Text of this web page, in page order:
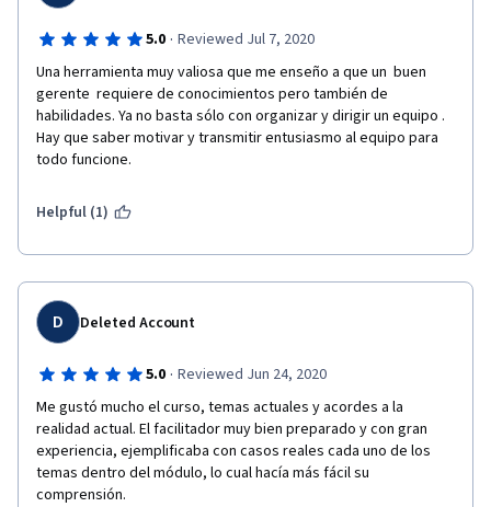
5.0 · Reviewed Jul 7, 2020
Una herramienta muy valiosa que me enseño a que un  buen
gerente  requiere de conocimientos pero también de
habilidades. Ya no basta sólo con organizar y dirigir un equipo .
Hay que saber motivar y transmitir entusiasmo al equipo para
todo funcione.
Helpful (1)
D Deleted Account
5.0 · Reviewed Jun 24, 2020
Me gustó mucho el curso, temas actuales y acordes a la
realidad actual. El facilitador muy bien preparado y con gran
experiencia, ejemplificaba con casos reales cada uno de los
temas dentro del módulo, lo cual hacía más fácil su
comprensión.